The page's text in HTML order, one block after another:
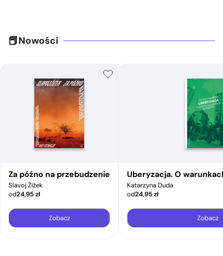
Nowości
Za późno na przebudzenie
Slavoj Žižek
od24,95zł
Zobacz
Uberyzacja. O
Katarzyna Duda
od24,95zł
Zobacz